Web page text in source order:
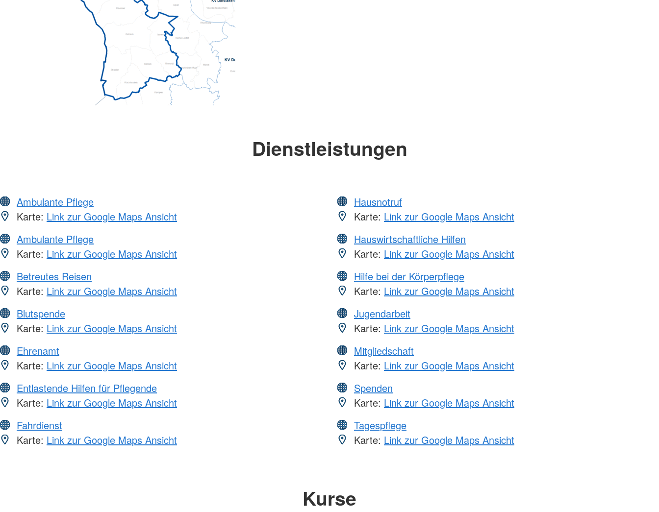
Dienstleistungen
Ambulante Pflege
Karte: Link zur Google Maps Ansicht
Ambulante Pflege
Karte: Link zur Google Maps Ansicht
Betreutes Reisen
Karte: Link zur Google Maps Ansicht
Blutspende
Karte: Link zur Google Maps Ansicht
Ehrenamt
Karte: Link zur Google Maps Ansicht
Entlastende Hilfen für Pflegende
Karte: Link zur Google Maps Ansicht
Fahrdienst
Karte: Link zur Google Maps Ansicht
Hausnotruf
Karte: Link zur Google Maps Ansicht
Hauswirtschaftliche Hilfen
Karte: Link zur Google Maps Ansicht
Hilfe bei der Körperpflege
Karte: Link zur Google Maps Ansicht
Jugendarbeit
Karte: Link zur Google Maps Ansicht
Mitgliedschaft
Karte: Link zur Google Maps Ansicht
Spenden
Karte: Link zur Google Maps Ansicht
Tagespflege
Karte: Link zur Google Maps Ansicht
Kurse